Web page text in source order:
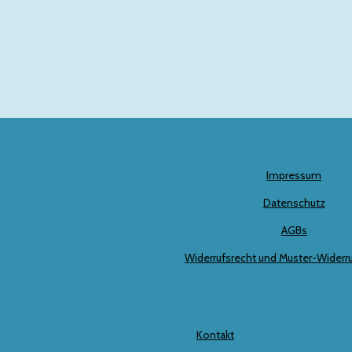
Impressum
Datenschutz
AGBs
Widerrufsrecht und Muster-
Kontakt